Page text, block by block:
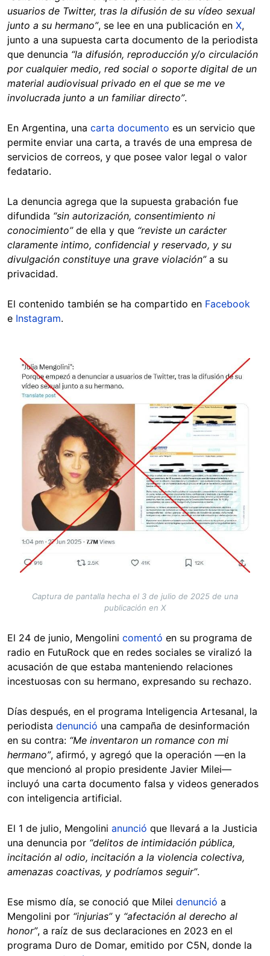
usuarios de Twitter, tras la difusión de su vídeo sexual
junto a su hermano”, se lee en una publicación en X,
junto a una supuesta carta documento de la periodista
que denuncia “la difusión, reproducción y/o circulación
por cualquier medio, red social o soporte digital de un
material audiovisual privado en el que se me ve
involucrada junto a un familiar directo”.
En Argentina, una carta documento es un servicio que
permite enviar una carta, a través de una empresa de
servicios de correos, y que posee valor legal o valor
fedatario.
La denuncia agrega que la supuesta grabación fue
difundida “sin autorización, consentimiento ni
conocimiento”de ella y que “reviste un carácter
claramente intimo, confidencial y reservado, y su
divulgación constituye una grave violación”a su
privacidad.
El contenido también se ha compartido en Facebook
e Instagram.
Image
Captura de pantalla hecha el 3 de julio de 2025 de una
publicación en X
El 24 de junio, Mengolini comentó en su programa de
radio en FutuRock que en redes sociales se viralizó la
acusación de que estaba manteniendo relaciones
incestuosas con su hermano, expresando su rechazo.
Días después, en el programa Inteligencia Artesanal, la
periodista denunció una campaña de desinformación
en su contra: “Me inventaron un romance con mi
hermano”, afirmó, y agregó que la operación —en la
que mencionó al propio presidente Javier Milei—
incluyó una carta documento falsa y videos generados
con inteligencia artificial.
El 1 de julio, Mengolini anunció que llevará a la Justicia
una denuncia por “delitos de intimidación pública,
incitación al odio, incitación a la violencia colectiva,
amenazas coactivas, y podríamos seguir”.
Ese mismo día, se conoció que Milei denunció a
Mengolini por “injurias”y “afectación al derecho al
honor”, a raíz de sus declaraciones en 2023 en el
programa Duro de Domar, emitido por C5N, donde la